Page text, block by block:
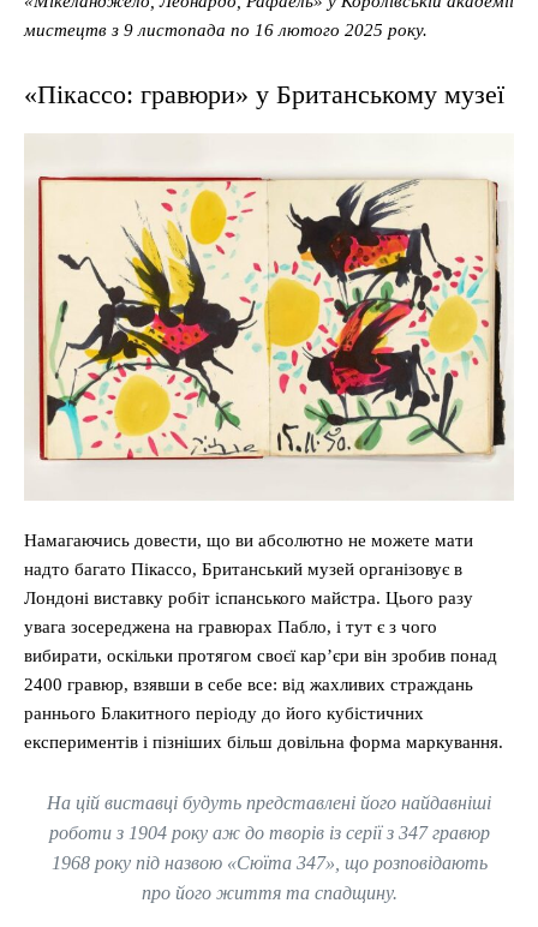
мистецтв з 9 листопада по 16 лютого 2025 року.
«Пікассо: гравюри» у Британському музеї
Намагаючись довести, що ви абсолютно не можете мати
надто багато Пікассо, Британський музей організовує в
Лондоні виставку робіт іспанського майстра. Цього разу
увага зосереджена на гравюрах Пабло, і тут є з чого
вибирати, оскільки протягом своєї кар’єри він зробив понад
2400 гравюр, взявши в себе все: від жахливих страждань
раннього Блакитного періоду до його кубістичних
експериментів і пізніших більш довільна форма маркування.
На цій виставці будуть представлені його найдавніші
роботи з 1904 року аж до творів із серії з 347 гравюр
1968 року під назвою «Сюїта 347», що розповідають
про його життя та спадщину.